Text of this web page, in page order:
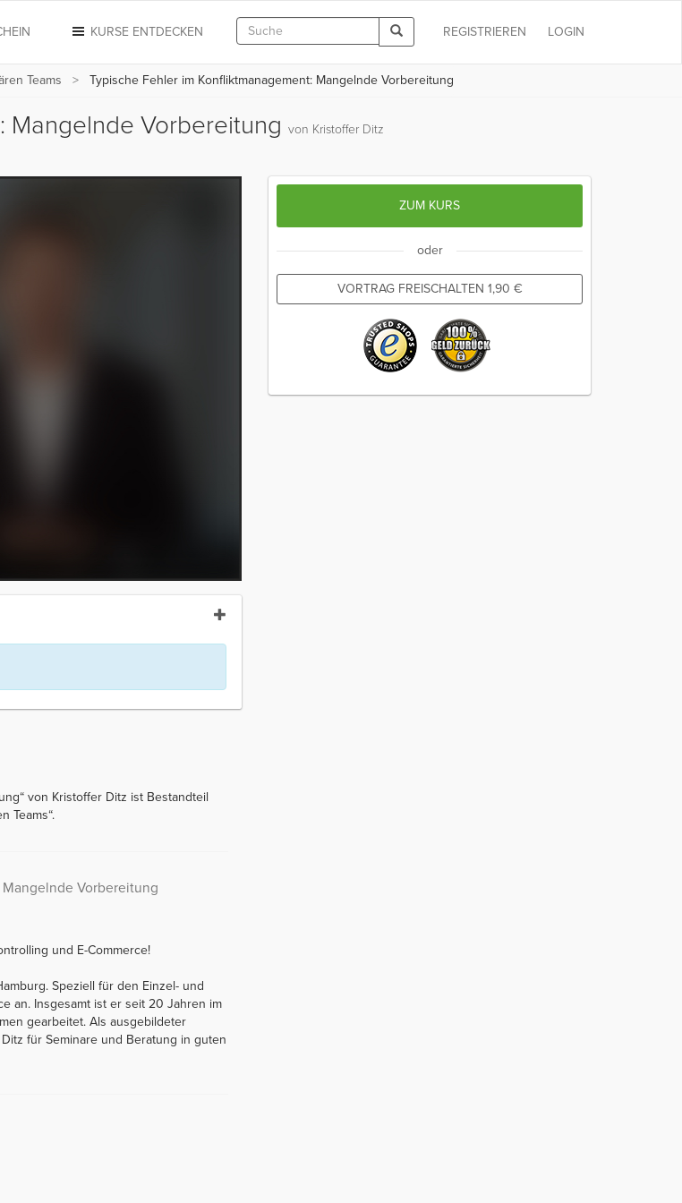
LOGIN
REGISTRIEREN
KURSE ENTDECKEN
Teams Typische Fehler im Konfliktmanagement: Mangelnde Vorbereitung
Mangelnde Vorbereitung von Kristoffer Ditz
von Kristoffer Ditz ist Bestandteil
Teams“.
Vorbereitung
und E-Commerce!
Speziell für den Einzel- und
an. Insgesamt ist er seit 20 Jahren im
gearbeitet. Als ausgebildeter
für Seminare und Beratung in guten
ZUM KURS
oder
VORTRAG FREISCHALTEN 1,90 €